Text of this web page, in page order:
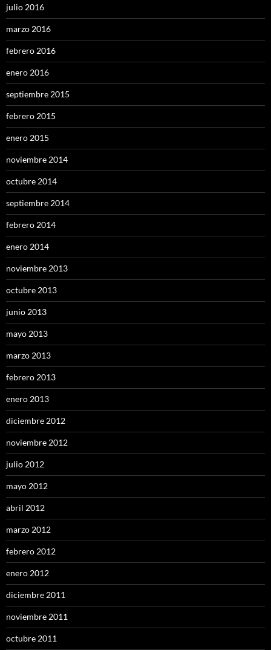
julio 2016
marzo 2016
febrero 2016
enero 2016
septiembre 2015
febrero 2015
enero 2015
noviembre 2014
octubre 2014
septiembre 2014
febrero 2014
enero 2014
noviembre 2013
octubre 2013
junio 2013
mayo 2013
marzo 2013
febrero 2013
enero 2013
diciembre 2012
noviembre 2012
julio 2012
mayo 2012
abril 2012
marzo 2012
febrero 2012
enero 2012
diciembre 2011
noviembre 2011
octubre 2011